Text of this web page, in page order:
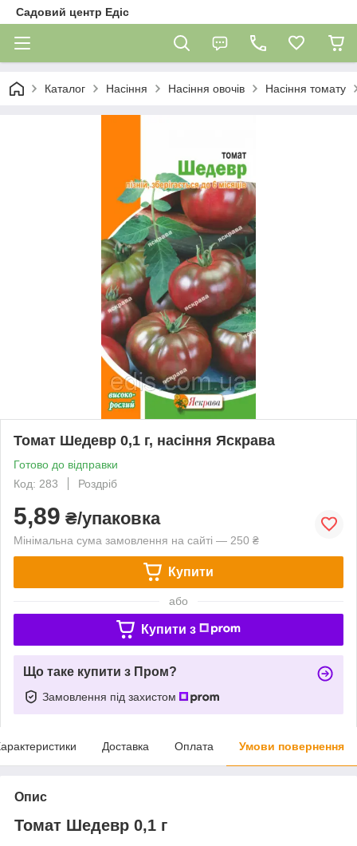
Садовий центр Едіс
Каталог Насіння Насіння овочів Насіння томату
Томат Шедевр 0,1 г, насіння Яскрава
Готово до відправки
Код: 283
Роздріб
5,89 ₴/упаковка
Мінімальна сума замовлення на сайті — 250 ₴
Купити
або
Купити з
Що таке купити з Пром?
Замовлення під захистом
Доставка Оплата Умови повернення
Опис
Томат Шедевр 0,1 г